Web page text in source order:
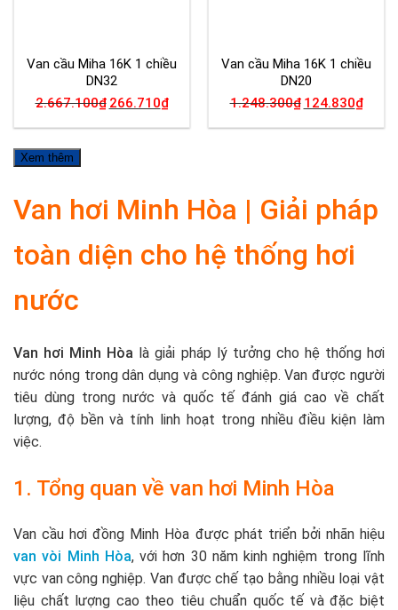
Van cầu Miha 16K 1 chiều
DN32
2.667.100₫ 266.710₫
Van cầu Miha 16K 1 chiều
DN20
1.248.300₫ 124.830₫
Xem thêm
Van hơi Minh Hòa | Giải pháp
toàn diện cho hệ thống hơi
nước
Van hơi Minh Hòa là giải pháp lý tưởng cho hệ thống hơi
nước nóng trong dân dụng và công nghiệp. Van được người
tiêu dùng trong nước và quốc tế đánh giá cao về chất
lượng, độ bền và tính linh hoạt trong nhiều điều kiện làm
việc.
1. Tổng quan về van hơi Minh Hòa
Van cầu hơi đồng Minh Hòa được phát triển bởi nhãn hiệu
van vòi Minh Hòa, với hơn 30 năm kinh nghiệm trong lĩnh
vực van công nghiệp. Van được chế tạo bằng nhiều loại vật
liệu chất lượng cao theo tiêu chuẩn quốc tế và đặc biệt